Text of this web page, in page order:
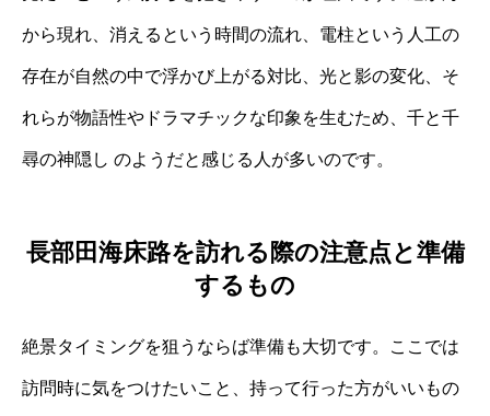
から現れ、消えるという時間の流れ、電柱という人工の
存在が自然の中で浮かび上がる対比、光と影の変化、そ
れらが物語性やドラマチックな印象を生むため、千と千
尋の神隠し のようだと感じる人が多いのです。
長部田海床路を訪れる際の注意点と準備
するもの
絶景タイミングを狙うならば準備も大切です。ここでは
訪問時に気をつけたいこと、持って行った方がいいもの